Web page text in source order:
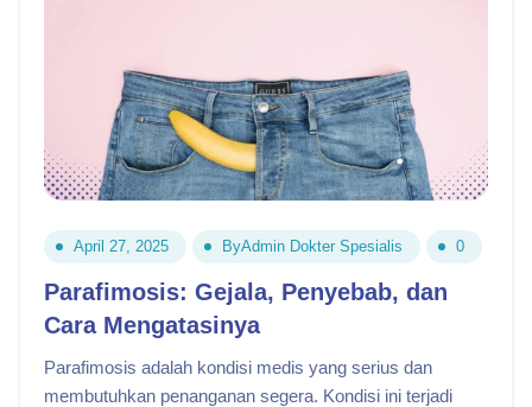
April 27, 2025 ByAdmin Dokter Spesialis 0
Parafimosis: Gejala, Penyebab, dan
Cara Mengatasinya
Parafimosis adalah kondisi medis yang serius dan
membutuhkan penanganan segera. Kondisi ini terjadi